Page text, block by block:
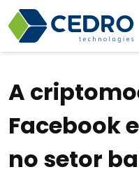
A
Facebook
no setor